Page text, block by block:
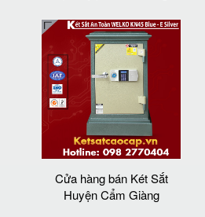
Cửa hàng bán Két Sắt
Huyện Cẩm Giàng